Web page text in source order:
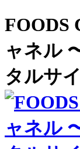
FOODS
ャネル
タルサ